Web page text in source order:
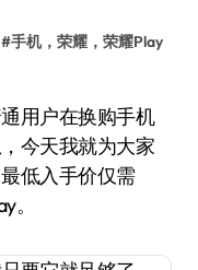
#手机，荣耀，荣耀Play
今天我就为大家
低入手价仅需
。